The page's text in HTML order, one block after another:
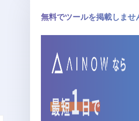
無料でツールを掲載しませ